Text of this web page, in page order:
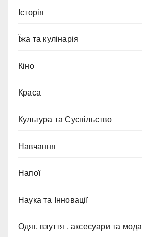
Історія
Їжа та кулінарія
Кіно
Краса
Культура та Суспільство
Навчання
Напої
Наука та Інновації
Одяг, взуття , аксесуари та мода